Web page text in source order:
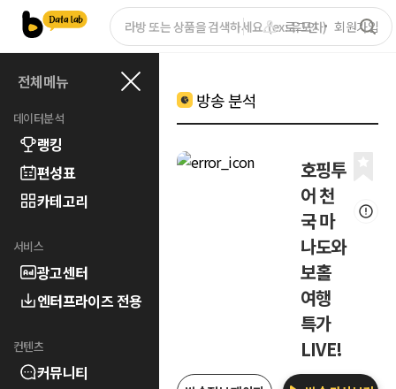
로그인 회원가입
전체메뉴
데이터분석
랭킹
편성표
카테고리
서비스
광고센터
엔터프라이즈 전용
컨텐츠
커뮤니티
방송 분석
호핑투
어 천
국 마
나도와
보홀
여행
특가
LIVE!